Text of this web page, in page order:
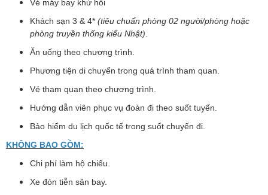
Vé máy bay khứ hồi
Khách sạn 3 & 4* (tiêu chuẩn phòng 02 người/phòng hoặc
phòng truyền thống kiểu Nhật)
Ăn uống theo chương trình.
Phương tiện di chuyển trong quá trình tham quan.
Vé tham quan theo chương trình.
Hướng dẫn viên phục vụ đoàn đi theo suốt tuyến.
Bảo hiểm du lịch quốc tế trong suốt chuyến đi.
KHÔNG BAO GỒM:
Chi phí làm hộ chiếu.
Xe đón tiễn sân bay.